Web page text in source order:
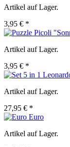
Artikel auf Lager.
3,95 € *
Artikel auf Lager.
3,95 € *
Artikel auf Lager.
27,95 € *
Euro
Artikel auf Lager.